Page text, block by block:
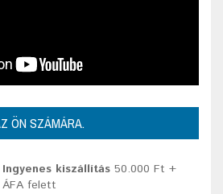
ÖN SZÁMÁRA.
Ingyenes kiszállítás 50.000 Ft +
ÁFA felett